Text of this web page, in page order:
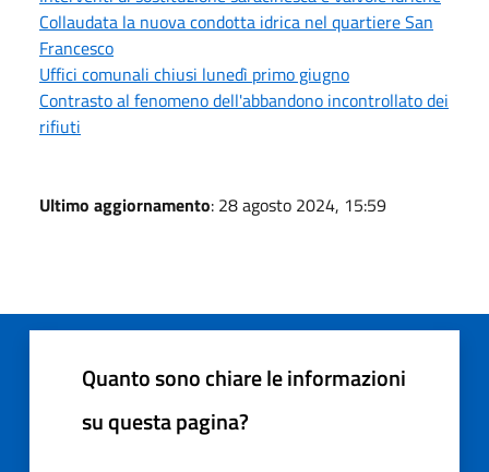
Collaudata la nuova condotta idrica nel quartiere San
Francesco
Uffici comunali chiusi lunedì primo giugno
Contrasto al fenomeno dell'abbandono incontrollato dei
rifiuti
Ultimo aggiornamento: 28 agosto 2024, 15:59
Quanto sono chiare le informazioni
su questa pagina?